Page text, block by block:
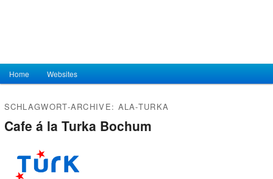
Hauptmenü
Zum Inhalt wechseln
Zum sekundären Inhalt wechseln
Home Websites
SCHLAGWORT-ARCHIVE: ALA-TURKA
Cafe á la Turka Bochum